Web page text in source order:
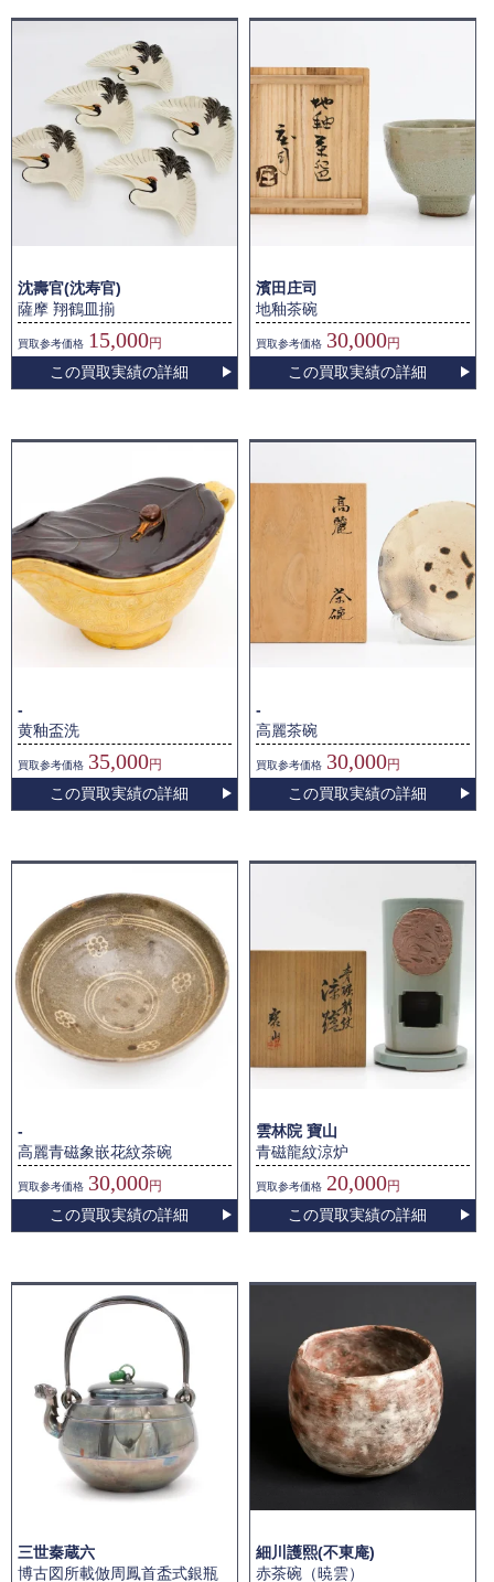
沈壽官(沈寿官)
薩摩 翔鶴皿揃
買取参考価格 15,000円
この買取実績の詳細
濱田庄司
地釉茶碗
買取参考価格 30,000円
この買取実績の詳細
-
黄釉盃洗
買取参考価格 35,000円
この買取実績の詳細
-
高麗茶碗
買取参考価格 30,000円
この買取実績の詳細
-
高麗青磁象嵌花紋茶碗
買取参考価格 30,000円
この買取実績の詳細
雲林院 寶山
青磁龍紋涼炉
買取参考価格 20,000円
この買取実績の詳細
三世秦蔵六
博古図所載倣周鳳首盉式銀瓶
細川護熙(不東庵)
赤茶碗（暁雲）